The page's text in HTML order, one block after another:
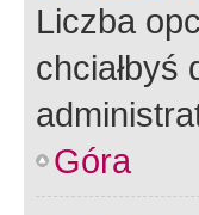
Liczba
chciałbyś
Góra